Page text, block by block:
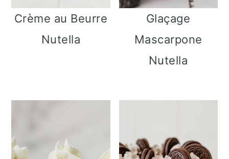
Crème au Beurre
Nutella
Glaçage
Mascarpone
Nutella